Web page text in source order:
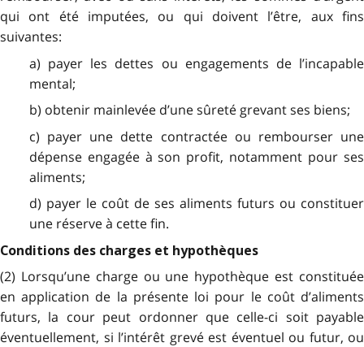
qui ont été imputées, ou qui doivent l’être, aux fins
suivantes:
a) payer les dettes ou engagements de l’incapable
mental;
b) obtenir mainlevée d’une sûreté grevant ses biens;
c) payer une dette contractée ou rembourser une
dépense engagée à son profit, notamment pour ses
aliments;
d) payer le coût de ses aliments futurs ou constituer
une réserve à cette fin.
Conditions des charges et hypothèques
(2) Lorsqu’une charge ou une hypothèque est constituée
en application de la présente loi pour le coût d’aliments
futurs, la cour peut ordonner que celle-ci soit payable
éventuellement, si l’intérêt grevé est éventuel ou futur, ou